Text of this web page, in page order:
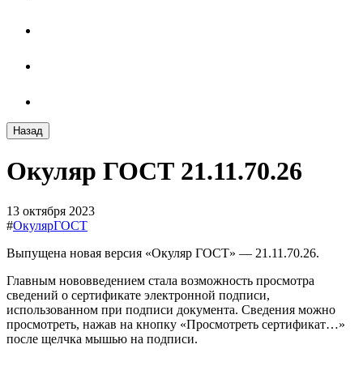
Назад
Окуляр ГОСТ 21.11.70.26
13 октября 2023
#ОкулярГОСТ
Выпущена новая версия «Окуляр ГОСТ» — 21.11.70.26.
Главным нововведением стала возможность просмотра
сведений о сертификате электронной подписи,
использованном при подписи документа. Сведения можно
просмотреть, нажав на кнопку «Просмотреть сертификат…»
после щелчка мышью на подписи.